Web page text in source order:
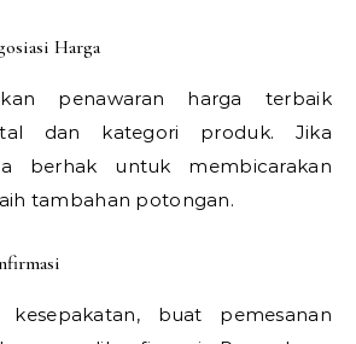
Harga
penawaran harga terbaik
dan kategori produk. Jika
berhak untuk membicarakan
tambahan potongan.
buat pemesanan